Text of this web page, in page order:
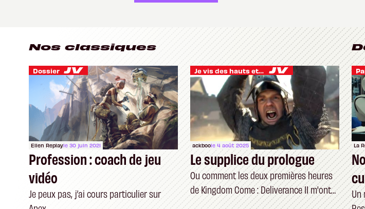
Nos classiques
Dossier
Ellen Replayle 30 juin 2021
Profession : coach de jeu
vidéo
Je peux pas, j’ai cours particulier sur
Je vis des hauts et des bas
ackboole 4 août 2025
Le supplice du prologue
Ou comment les deux premières heures
de Kingdom Come : Deliverance II m'ont
brisé
La
Un